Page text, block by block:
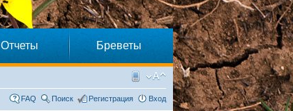
Отчеты Бреветы
FAQ Поиск Регистрация Вход